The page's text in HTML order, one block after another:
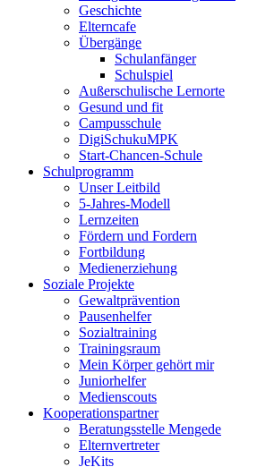
Geschichte
Elterncafe
Übergänge
Schulanfänger
Schulspiel
Außerschulische Lernorte
Gesund und fit
Campusschule
DigiSchukuMPK
Start-Chancen-Schule
Schulprogramm
Unser Leitbild
5-Jahres-Modell
Lernzeiten
Fördern und Fordern
Fortbildung
Medienerziehung
Soziale Projekte
Gewaltprävention
Pausenhelfer
Sozialtraining
Trainingsraum
Mein Körper gehört mir
Juniorhelfer
Medienscouts
Kooperationspartner
Beratungsstelle Mengede
Elternvertreter
JeKits